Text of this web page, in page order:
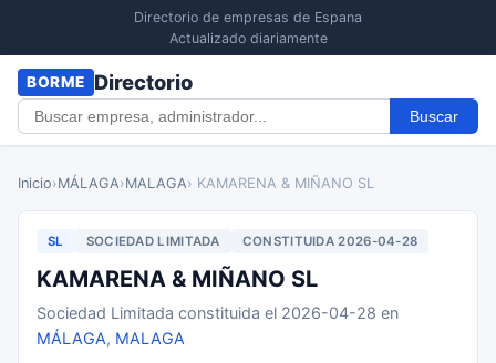
Directorio de empresas de Espana
Actualizado diariamente
BORME Directorio
Buscar
Inicio›MÁLAGA›MALAGA› KAMARENA & MIÑANO SL
SL SOCIEDAD LIMITADA CONSTITUIDA 2026-04-28
KAMARENA & MIÑANO SL
Sociedad Limitada constituida el 2026-04-28 en
MÁLAGA, MALAGA